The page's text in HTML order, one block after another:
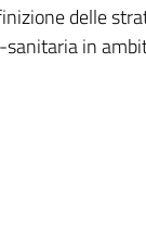
delle
in